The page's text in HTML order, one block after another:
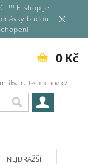
!!! E-shop je
budou
smichov.cz
0 Kč
NEJDRAŽŠÍ